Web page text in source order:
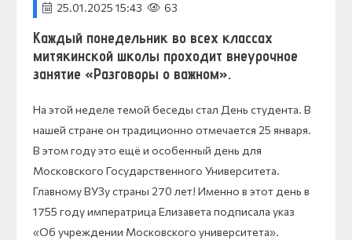
25.01.2025 15:43
63
Каждый понедельник во всех классах
митякинской школы проходит внеурочное
занятие «Разговоры о важном».
На этой неделе темой беседы стал День студента. В
нашей стране он традиционно отмечается 25 января.
В этом году это ещё и особенный день для
Московского Государственного Университета.
Главному ВУЗу страны 270 лет! Именно в этот день в
1755 году императрица Елизавета подписала указ
«Об учреждении Московского университета».